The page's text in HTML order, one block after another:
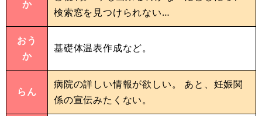
か
検索窓を見つけられない…
おう
か
基礎体温表作成など。
らん
病院の詳しい情報が欲しい。 あと、妊娠関
係の宣伝みたくない。